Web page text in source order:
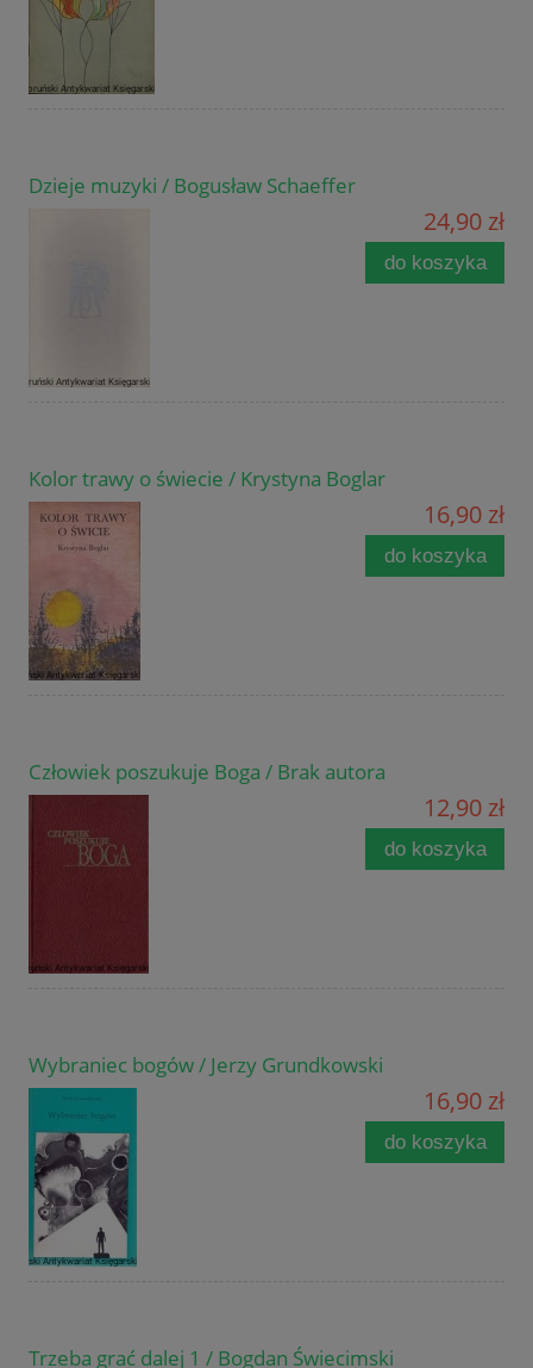
Dzieje muzyki / Bogusław Schaeffer
24,90 zł
do koszyka
Kolor trawy o świecie / Krystyna Boglar
16,90 zł
do koszyka
Człowiek poszukuje Boga / Brak autora
12,90 zł
do koszyka
Wybraniec bogów / Jerzy Grundkowski
16,90 zł
do koszyka
Trzeba grać dalej 1 / Bogdan Świecimski